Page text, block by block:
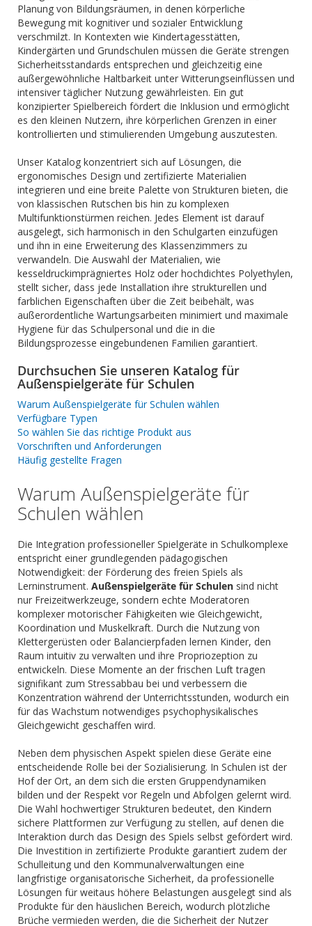
Planung von Bildungsräumen, in denen körperliche
Bewegung mit kognitiver und sozialer Entwicklung
verschmilzt. In Kontexten wie Kindertagesstätten,
Kindergärten und Grundschulen müssen die Geräte strengen
Sicherheitsstandards entsprechen und gleichzeitig eine
außergewöhnliche Haltbarkeit unter Witterungseinflüssen und
intensiver täglicher Nutzung gewährleisten. Ein gut
konzipierter Spielbereich fördert die Inklusion und ermöglicht
es den kleinen Nutzern, ihre körperlichen Grenzen in einer
kontrollierten und stimulierenden Umgebung auszutesten.
Unser Katalog konzentriert sich auf Lösungen, die
ergonomisches Design und zertifizierte Materialien
integrieren und eine breite Palette von Strukturen bieten, die
von klassischen Rutschen bis hin zu komplexen
Multifunktionstürmen reichen. Jedes Element ist darauf
ausgelegt, sich harmonisch in den Schulgarten einzufügen
und ihn in eine Erweiterung des Klassenzimmers zu
verwandeln. Die Auswahl der Materialien, wie
kesseldruckimprägniertes Holz oder hochdichtes Polyethylen,
stellt sicher, dass jede Installation ihre strukturellen und
farblichen Eigenschaften über die Zeit beibehält, was
außerordentliche Wartungsarbeiten minimiert und maximale
Hygiene für das Schulpersonal und die in die
Bildungsprozesse eingebundenen Familien garantiert.
Durchsuchen Sie unseren Katalog für
Außenspielgeräte für Schulen
Warum Außenspielgeräte für Schulen wählen
Verfügbare Typen
So wählen Sie das richtige Produkt aus
Vorschriften und Anforderungen
Häufig gestellte Fragen
Warum Außenspielgeräte für
Schulen wählen
Die Integration professioneller Spielgeräte in Schulkomplexe
entspricht einer grundlegenden pädagogischen
Notwendigkeit: der Förderung des freien Spiels als
Lerninstrument. Außenspielgeräte für Schulen sind nicht
nur Freizeitwerkzeuge, sondern echte Moderatoren
komplexer motorischer Fähigkeiten wie Gleichgewicht,
Koordination und Muskelkraft. Durch die Nutzung von
Klettergerüsten oder Balancierpfaden lernen Kinder, den
Raum intuitiv zu verwalten und ihre Propriozeption zu
entwickeln. Diese Momente an der frischen Luft tragen
signifikant zum Stressabbau bei und verbessern die
Konzentration während der Unterrichtsstunden, wodurch ein
für das Wachstum notwendiges psychophysikalisches
Gleichgewicht geschaffen wird.
Neben dem physischen Aspekt spielen diese Geräte eine
entscheidende Rolle bei der Sozialisierung. In Schulen ist der
Hof der Ort, an dem sich die ersten Gruppendynamiken
bilden und der Respekt vor Regeln und Abfolgen gelernt wird.
Die Wahl hochwertiger Strukturen bedeutet, den Kindern
sichere Plattformen zur Verfügung zu stellen, auf denen die
Interaktion durch das Design des Spiels selbst gefördert wird.
Die Investition in zertifizierte Produkte garantiert zudem der
Schulleitung und den Kommunalverwaltungen eine
langfristige organisatorische Sicherheit, da professionelle
Lösungen für weitaus höhere Belastungen ausgelegt sind als
Produkte für den häuslichen Bereich, wodurch plötzliche
Brüche vermieden werden, die die Sicherheit der Nutzer